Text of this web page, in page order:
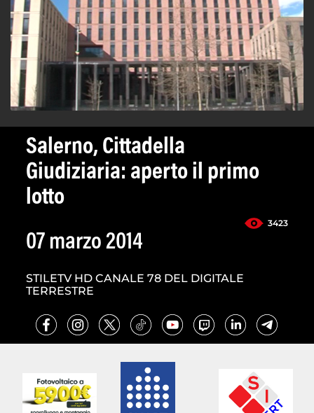
Salerno, Cittadella
Giudiziaria: aperto il primo
lotto
3423
07 marzo 2014
STILETV HD CANALE 78 DEL DIGITALE
TERRESTRE